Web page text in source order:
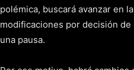
polémica, buscará avanzar en
modificaciones por decisión
una pausa.